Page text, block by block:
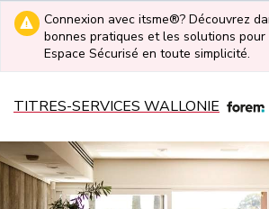
Connexion avec itsme®? Découvrez
bonnes pratiques et les solutions
Espace Sécurisé en toute simplicité.
TITRES-SERVICES WALLONIE